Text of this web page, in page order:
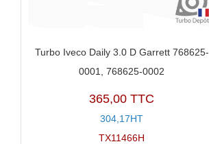
Turbo Iveco Daily 3.0 D Garrett 768625-
0001, 768625-0002
365,00 TTC
304,17HT
TX11466H